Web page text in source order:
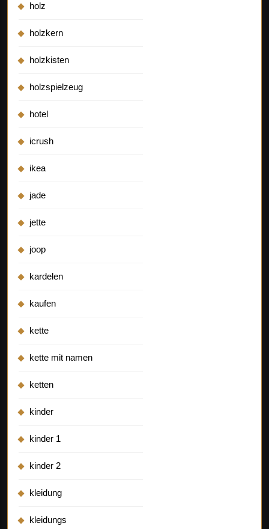
holz
holzkern
holzkisten
holzspielzeug
hotel
icrush
ikea
jade
jette
joop
kardelen
kaufen
kette
kette mit namen
ketten
kinder
kinder 1
kinder 2
kleidung
kleidungs